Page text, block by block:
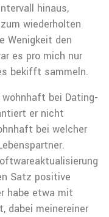
hinaus,
wiederholten
Wenigkeit den
es pro mich nur
bekifft sammeln.
bei Dating-
er nicht
bei welcher
Satz positive
habe etwa mit
dabei meinereiner